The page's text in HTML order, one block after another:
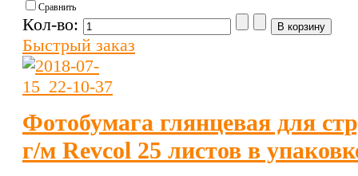
Сравнить
Кол-во:
Быстрый заказ
Фотобумага глянцевая для
г/м Revcol 25 листов в